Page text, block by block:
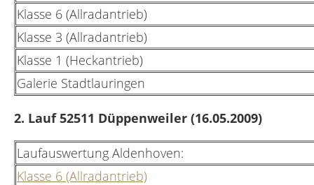
Klasse 6 (Allradantrieb)
Klasse 3 (Allradantrieb)
Klasse 1 (Heckantrieb)
Galerie Stadtlauringen
2. Lauf 52511 Düppenweiler (16.05.2009)
Laufauswertung Aldenhoven:
Klasse 6 (Allradantrieb)